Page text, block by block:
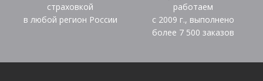
страховкой
в любой регион России
работаем
с 2009 г., выполнено
более 7 500 заказов